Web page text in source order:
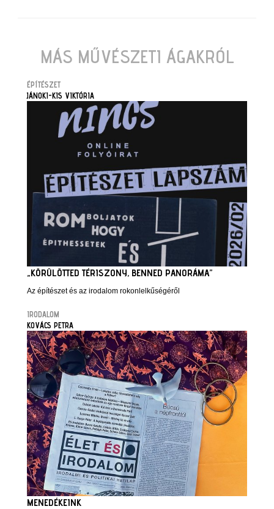
MÁS MŰVÉSZETI ÁGAKRÓL
ÉPÍTÉSZET
JÁNOKI-KIS VIKTÓRIA
„KÖRÜLÖTTED TÉRISZONY, BENNED PANORÁMA”
Az építészet és az irodalom rokonlelkűségéről
IRODALOM
KOVÁCS PETRA
MENEDÉKEINK